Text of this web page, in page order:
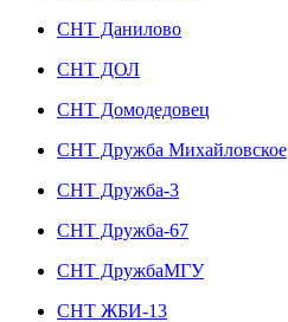
СНТ Данилово
СНТ ДОЛ
СНТ Домодедовец
СНТ Дружба Михайловское
СНТ Дружба-3
СНТ Дружба-67
СНТ ДружбаМГУ
СНТ ЖБИ-13